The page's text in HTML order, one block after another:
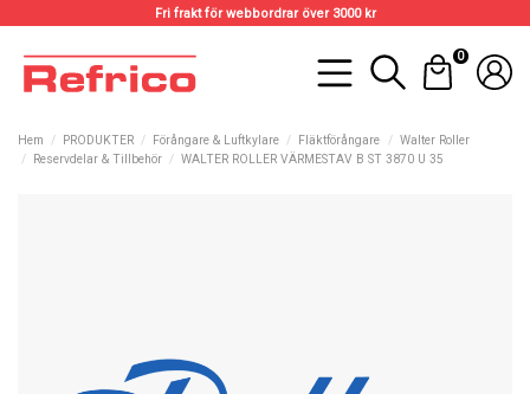
Fri frakt för webbordrar över 3000 kr
0
Hem PRODUKTER Förångare & Luftkylare Fläktförångare
Walter Roller
Reservdelar & Tillbehör
WALTER ROLLER VÄRMESTAV B ST 3870 U 35